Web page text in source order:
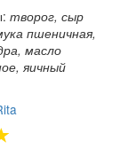
творог, сыр
пшеничная,
масло
яичный